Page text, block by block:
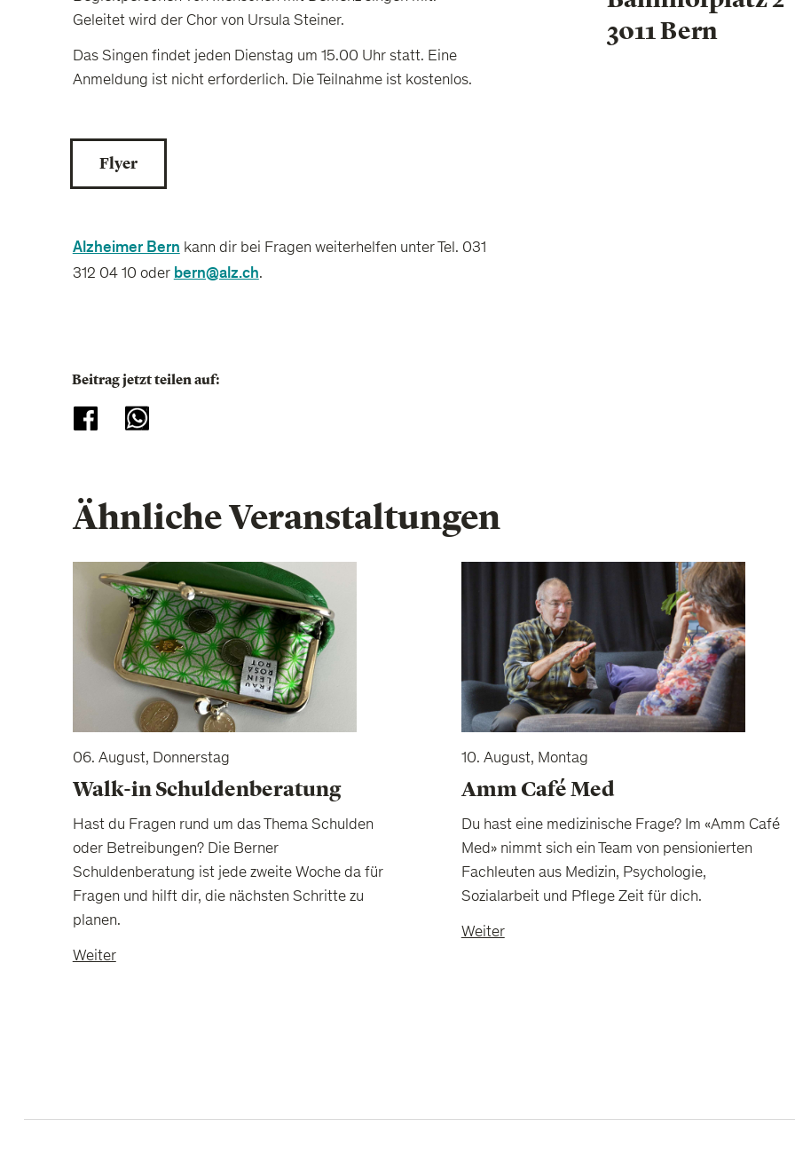
Geleitet wird der Chor von Ursula Steiner.
Das Singen findet jeden Dienstag um 15.00 Uhr statt. Eine
Anmeldung ist nicht erforderlich. Die Teilnahme ist kostenlos.
Flyer
Alzheimer Bern kann dir bei Fragen weiterhelfen unter Tel. 031
312 04 10 oder bern@alz.ch.
3011 Bern
Beitrag jetzt teilen auf:
Ähnliche Veranstaltungen
06. August, Donnerstag
Walk-in Schuldenberatung
Hast du Fragen rund um das Thema Schulden
oder Betreibungen? Die Berner
Schuldenberatung ist jede zweite Woche da für
Fragen und hilft dir, die nächsten Schritte zu
planen.
Weiter
10. August, Montag
Amm Café Med
Du hast eine medizinische Frage? Im «Amm Café
Med» nimmt sich ein Team von pensionierten
Fachleuten aus Medizin, Psychologie,
Sozialarbeit und Pflege Zeit für dich.
Weiter